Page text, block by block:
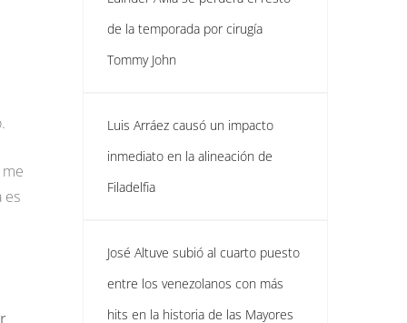
es
de la temporada por cirugía
Tommy John
Luis Arráez causó un impacto
inmediato en la alineación de
Filadelfia
José Altuve subió al cuarto puesto
entre los venezolanos con más
hits en la historia de las Mayores